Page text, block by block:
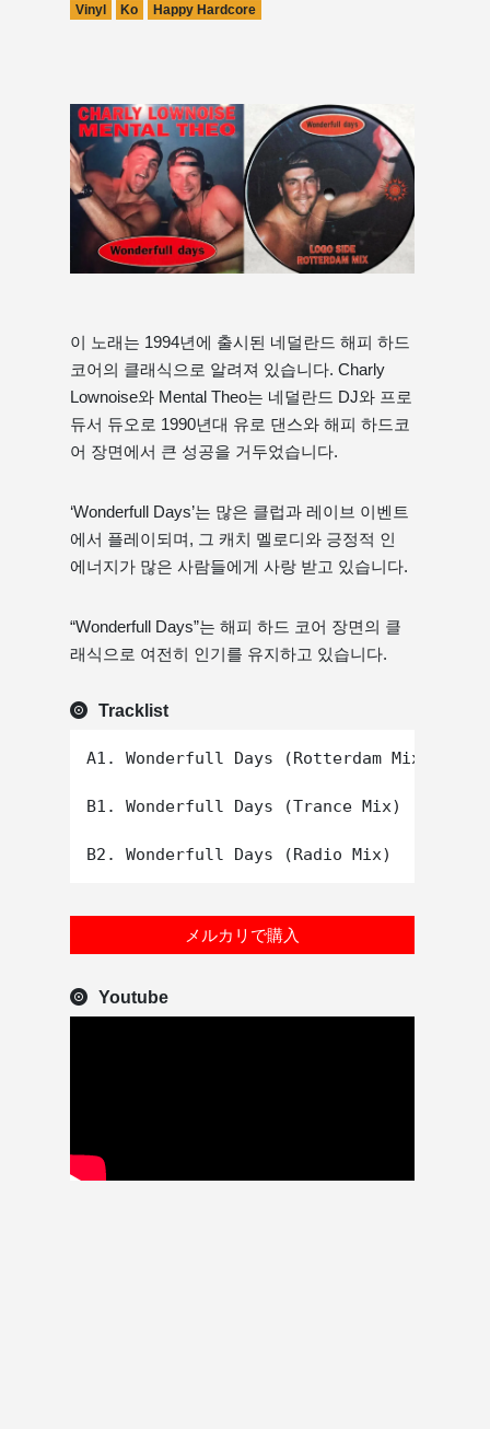
Vinyl Ko Happy Hardcore
이 노래는 1994년에 출시된 네덜란드 해피 하드
코어의 클래식으로 알려져 있습니다. Charly
Lownoise와 Mental Theo는 네덜란드 DJ와 프로
듀서 듀오로 1990년대 유로 댄스와 해피 하드코
어 장면에서 큰 성공을 거두었습니다.
‘Wonderfull Days’는 많은 클럽과 레이브 이벤트
에서 플레이되며, 그 캐치 멜로디와 긍정적 인
에너지가 많은 사람들에게 사랑 받고 있습니다.
“Wonderfull Days”는 해피 하드 코어 장면의 클
래식으로 여전히 인기를 유지하고 있습니다.
Tracklist
A1. Wonderfull Days (Rotterdam Mix)
B1. Wonderfull Days (Trance Mix)
メルカリで購入
Youtube